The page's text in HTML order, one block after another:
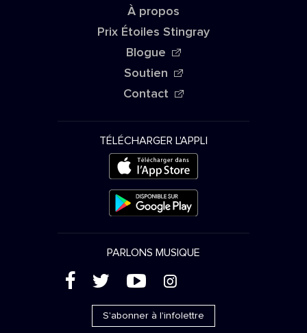
À propos
Prix Étoiles Stingray
Blogue
Soutien
Contact
TÉLÉCHARGER L'APPLI
PARLONS MUSIQUE
( ' + &
S'abonner à l'infolettre